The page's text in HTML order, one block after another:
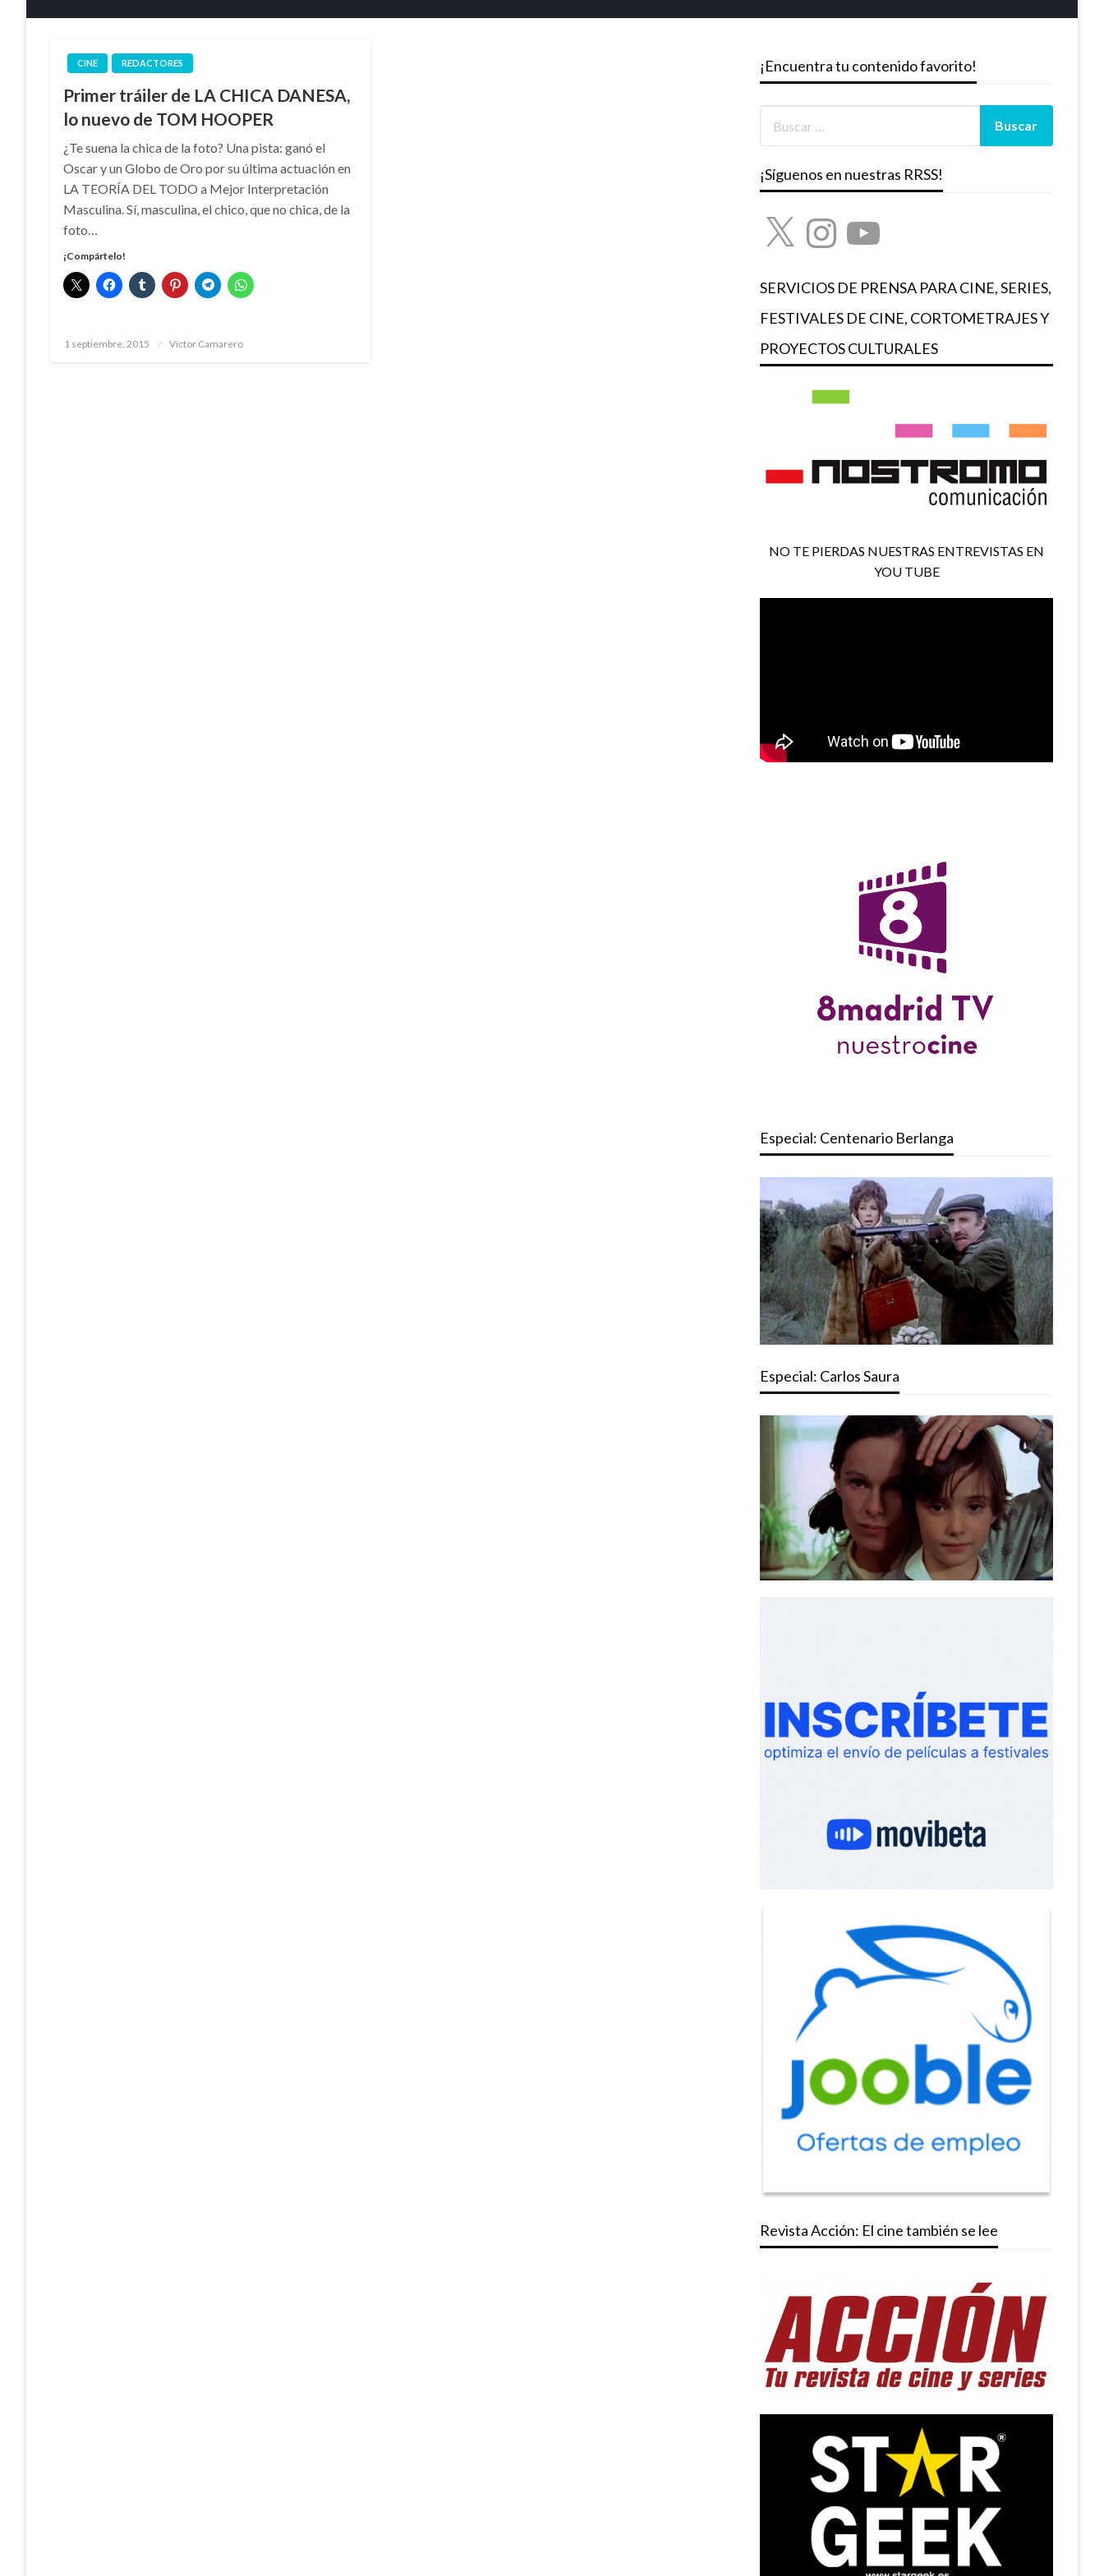
CINE REDACTORES
Primer tráiler de LA CHICA DANESA,
lo nuevo de TOM HOOPER
¿Te suena la chica de la foto? Una pista: ganó el
Oscar y un Globo de Oro por su última actuación en
LA TEORÍA DEL TODO a Mejor Interpretación
Masculina. Sí, masculina, el chico, que no chica, de la
foto…
¡Compártelo!
Publicado
1 septiembre, 2015 Víctor Camarero
¡Encuentra tu contenido favorito!
¡Síguenos en nuestras RRSS!
X InstagramYouTube
SERVICIOS DE PRENSA PARA CINE, SERIES,
FESTIVALES DE CINE, CORTOMETRAJES Y
PROYECTOS CULTURALES
NO TE PIERDAS NUESTRAS ENTREVISTAS EN
YOU TUBE
Especial: Centenario Berlanga
Especial: Carlos Saura
Revista Acción: El cine también se lee